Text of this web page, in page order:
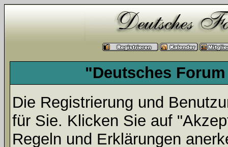
"Deutsches
Die Registrierung und
für Sie. Klicken Sie auf
Regeln und Erklärungen